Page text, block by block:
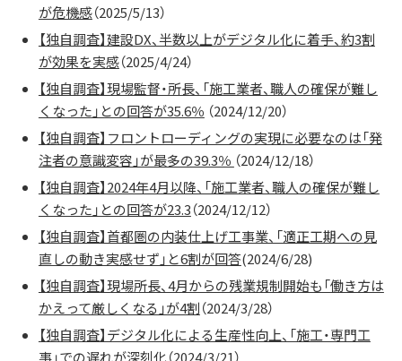
が危機感（2025/5/13）
【独自調査】建設DX、半数以上がデジタル化に着手、約3割
が効果を実感（2025/4/24）
【独自調査】現場監督・所長、「施工業者、職人の確保が難し
くなった」との回答が35.6％ （2024/12/20）
【独自調査】フロントローディングの実現に必要なのは「発
注者の意識変容」が最多の39.3％ （2024/12/18）
【独自調査】2024年4月以降、「施工業者、職人の確保が難し
くなった」との回答が23.3（2024/12/12）
【独自調査】首都圏の内装仕上げ工事業、「適正工期への見
直しの動き実感せず」と6割が回答(2024/6/28)
【独自調査】現場所長、4月からの残業規制開始も「働き方は
かえって厳しくなる」が4割（2024/3/28）
【独自調査】デジタル化による生産性向上、「施工・専門工
事」での遅れが深刻化（2024/3/21）